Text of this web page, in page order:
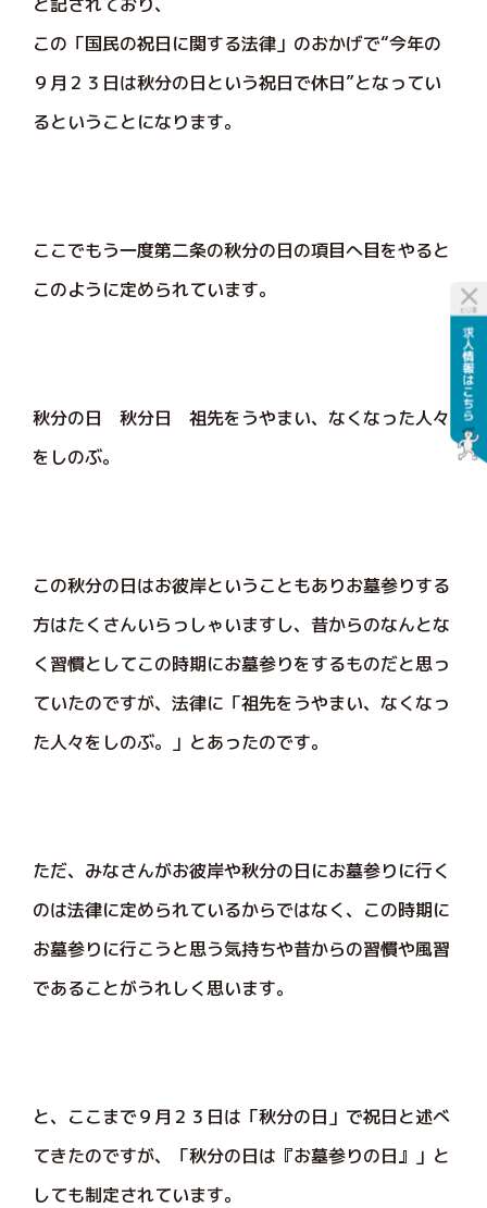
この「国民の祝日に関する法律」のおかげで“今年の
９月２３日は秋分の日という祝日で休日”となってい
るということになります。
ここでもう一度第二条の秋分の日の項目へ目をやると
このように定められています。
秋分の日 秋分日 祖先をうやまい、なくなった人々
をしのぶ。
この秋分の日はお彼岸ということもありお墓参りする
方はたくさんいらっしゃいますし、昔からのなんとな
く習慣としてこの時期にお墓参りをするものだと思っ
ていたのですが、法律に「祖先をうやまい、なくなっ
た人々をしのぶ。」とあったのです。
ただ、みなさんがお彼岸や秋分の日にお墓参りに行く
のは法律に定められているからではなく、この時期に
お墓参りに行こうと思う気持ちや昔からの習慣や風習
であることがうれしく思います。
と、ここまで９月２３日は「秋分の日」で祝日と述べ
てきたのですが、「秋分の日は『お墓参りの日』」と
しても制定されています。